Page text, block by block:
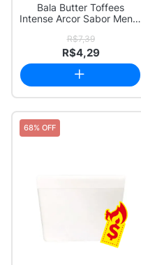
Bala Butter Toffees
Intense Arcor Sabor Menta
R$7,39
R$4,29
68% OFF